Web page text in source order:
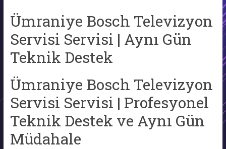
Ümraniye Bosch Televizyon
Servisi Servisi | Aynı Gün
Teknik Destek
Ümraniye Bosch Televizyon
Servisi Servisi | Profesyonel
Teknik Destek ve Aynı Gün
Müdahale